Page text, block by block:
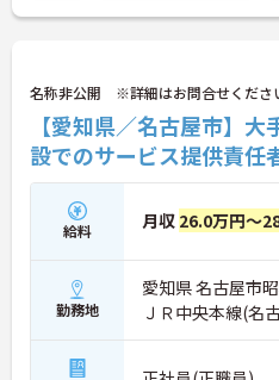
ゃいます。
に詳細をお話しいたしますのでお
名称非公開 ※詳細はお問合せくださ
【愛知県／名古屋市】
設でのサービス提供責任
給料 月収 26.0万円～
勤務地
愛知県 名古屋市
ＪＲ中央本線(名